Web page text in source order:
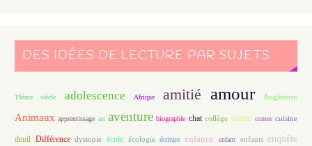
DES IDÉES DE LECTURE PAR SUJETS
19ème siècle adolescence Afrique amitié amour Angleterre
Animaux apprentissage art aventure biographie chat collège conte contes cuisine
deuil Différence dystopie école écologie écriture enfance enfant enfants enquête